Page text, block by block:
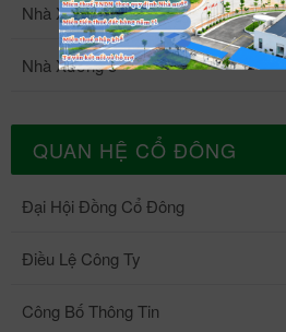
Nhà Xưởng 4
Nhà Xưởng 5
QUAN HỆ CỔ ĐÔNG
Đại Hội Đồng Cổ Đông
Điều Lệ Công Ty
Công Bố Thông Tin